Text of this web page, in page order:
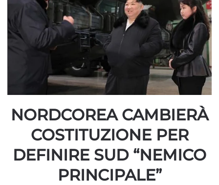
NORDCOREA CAMBIERÀ
COSTITUZIONE PER
DEFINIRE SUD “NEMICO
PRINCIPALE”